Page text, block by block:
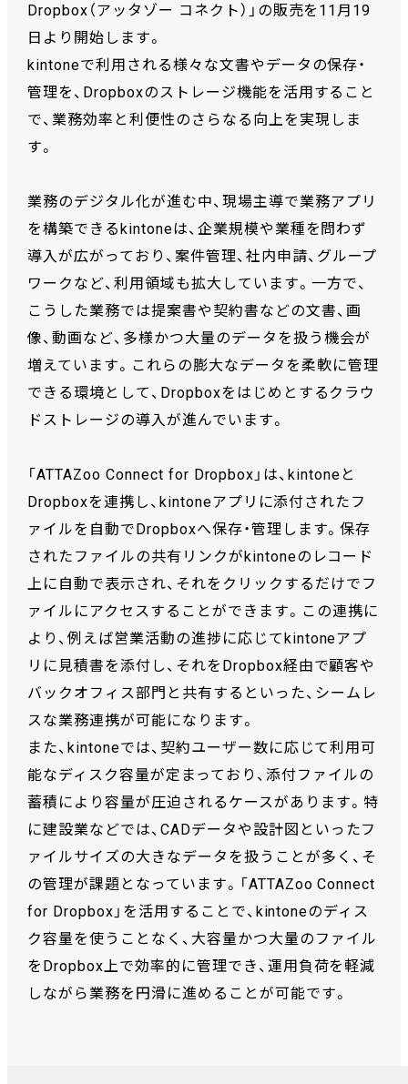
Dropbox（アッタゾー コネクト）」の販売を11月19
日より開始します。
kintoneで利用される様々な文書やデータの保存・
管理を、Dropboxのストレージ機能を活用すること
で、業務効率と利便性のさらなる向上を実現しま
す。
業務のデジタル化が進む中、現場主導で業務アプリ
を構築できるkintoneは、企業規模や業種を問わず
導入が広がっており、案件管理、社内申請、グループ
ワークなど、利用領域も拡大しています。一方で、
こうした業務では提案書や契約書などの文書、画
像、動画など、多様かつ大量のデータを扱う機会が
増えています。これらの膨大なデータを柔軟に管理
できる環境として、Dropboxをはじめとするクラウ
ドストレージの導入が進んでいます。
「ATTAZoo Connect for Dropbox」は、kintoneと
Dropboxを連携し、kintoneアプリに添付されたフ
ァイルを自動でDropboxへ保存・管理します。保存
されたファイルの共有リンクがkintoneのレコード
上に自動で表示され、それをクリックするだけでフ
ァイルにアクセスすることができます。この連携に
より、例えば営業活動の進捗に応じてkintoneアプ
リに見積書を添付し、それをDropbox経由で顧客や
バックオフィス部門と共有するといった、シームレ
スな業務連携が可能になります。
また、kintoneでは、契約ユーザー数に応じて利用可
能なディスク容量が定まっており、添付ファイルの
蓄積により容量が圧迫されるケースがあります。特
に建設業などでは、CADデータや設計図といったフ
ァイルサイズの大きなデータを扱うことが多く、そ
の管理が課題となっています。「ATTAZoo Connect
for Dropbox」を活用することで、kintoneのディス
ク容量を使うことなく、大容量かつ大量のファイル
をDropbox上で効率的に管理でき、運用負荷を軽減
しながら業務を円滑に進めることが可能です。